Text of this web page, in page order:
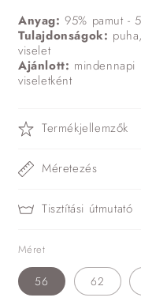
Anyag: 95% pamut -
Tulajdonságok:
viselet
Ajánlott: mindennapi
viseletként
Termékjellemzők
Méretezés
Tisztítási útmutató
Méret
56 62